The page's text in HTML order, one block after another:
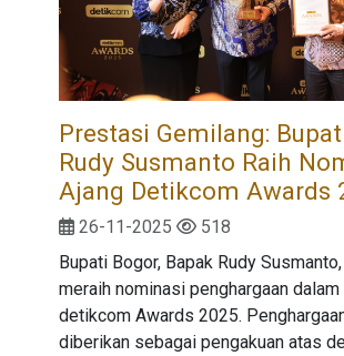
Prestasi Gemilang:
Rudy Susmanto Raih
Ajang Detikcom Awards
26-11-2025
518
Bupati Bogor, Bapak Rudy
meraih nominasi penghargaan dalam
detikcom Awards 2025.
diberikan sebagai pengakuan atas